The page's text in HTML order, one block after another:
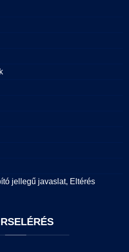
jellegű javaslat, Eltérés